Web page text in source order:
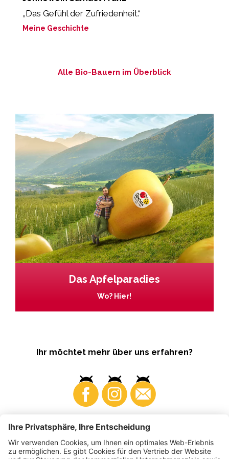
„Das Gefühl der Zufriedenheit.“
Meine Geschichte
Alle Bio-Bauern im Überblick
Das Apfelparadies
Wo? Hier!
Ihr möchtet mehr über uns erfahren?
Business Produzenten